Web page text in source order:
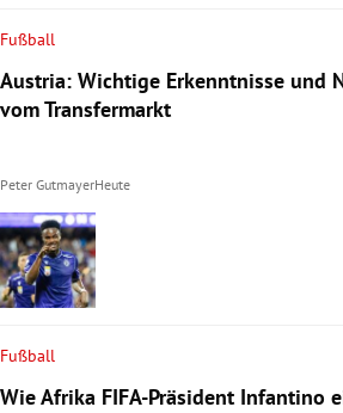
Fußball
Austria: Wichtige Erkenntnisse und
vom Transfermarkt
Peter GutmayerHeute
Fußball
Wie Afrika FIFA-Präsident Infantino